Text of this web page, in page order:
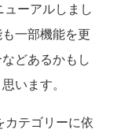
ーアルしまし
一部機能を更
どあるかもし
います。
テゴリーに依